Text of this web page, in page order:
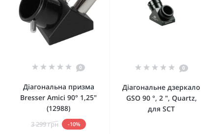
0
Діагональна призма
Bresser Amici 90° 1,25"
(12988)
3 299 грн -10%
0
Діагональне дзеркало
GSO 90 °, 2 ", Quartz,
для SCT